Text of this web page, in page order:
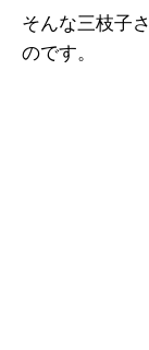
そんな三枝子
のです。